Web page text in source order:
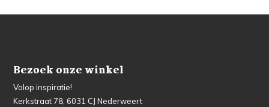
Bezoek onze winkel
Volop inspiratie!
Kerkstraat 78, 6031 CJ Nederweert